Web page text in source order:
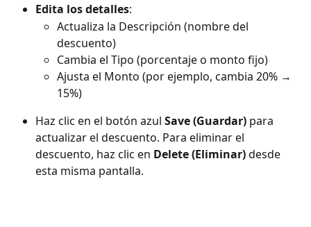
Edita los detalles:
Actualiza la Descripción (nombre del
descuento)
Cambia el Tipo (porcentaje o monto fijo)
Ajusta el Monto (por ejemplo, cambia 20% →
15%)
Haz clic en el botón azul Save (Guardar) para
actualizar el descuento. Para eliminar el
descuento, haz clic en Delete (Eliminar) desde
esta misma pantalla.